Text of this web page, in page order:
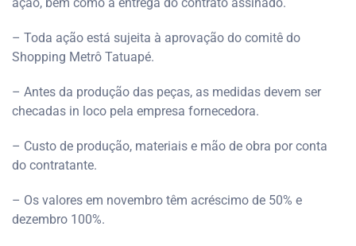
– Toda ação está sujeita à aprovação do comitê do
Shopping Metrô Tatuapé.
– Antes da produção das peças, as medidas devem ser
checadas in loco pela empresa fornecedora.
– Custo de produção, materiais e mão de obra por conta
do contratante.
– Os valores em novembro têm acréscimo de 50% e
dezembro 100%.